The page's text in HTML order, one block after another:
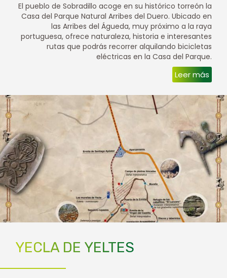
El pueblo de Sobradillo acoge en su histórico torreón la
Casa del Parque Natural Arribes del Duero. Ubicado en
las Arribes del Águeda, muy próximo a la raya
portuguesa, ofrece naturaleza, historia e interesantes
rutas que podrás recorrer alquilando bicicletas
eléctricas en la Casa del Parque.
Leer más
YECLA DE YELTES